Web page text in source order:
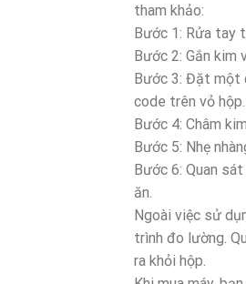
tham khảo:
Bước 1: Rửa tay
Bước 2: Gắn kim
Bước 3: Đặt một
code trên vỏ hộp.
Bước 4: Châm
Bước 5: Nhẹ
Bước 6: Quan
ăn.
Ngoài việc sử
trình đo lường.
ra khỏi hộp.